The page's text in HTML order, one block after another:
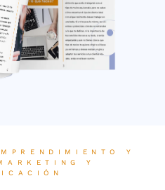
Y
Y